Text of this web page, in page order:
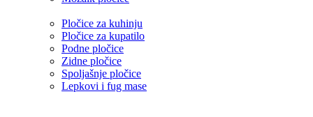
Pločice za kuhinju
Pločice za kupatilo
Podne pločice
Zidne pločice
Spoljašnje pločice
Lepkovi i fug mase